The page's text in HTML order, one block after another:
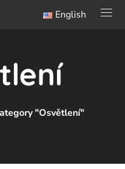
English
"Osvětlení"